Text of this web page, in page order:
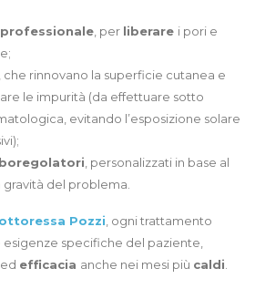
, per liberare i pori e
, che rinnovano la superficie cutanea e
le impurità (da effettuare sotto
evitando l’esposizione solare
, personalizzati in base al
del problema.
Pozzi , ogni trattamento
specifiche del paziente,
ed efficacia anche nei mesi più caldi